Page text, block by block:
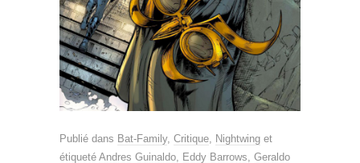
Publié dans Bat-Family, Critique Nightwing et
étiqueté Andres Guinaldo Eddy Barrows Geraldo